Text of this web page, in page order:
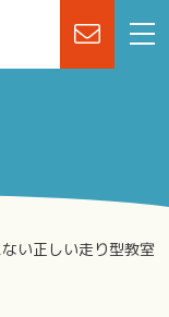
い正しい走り型教室